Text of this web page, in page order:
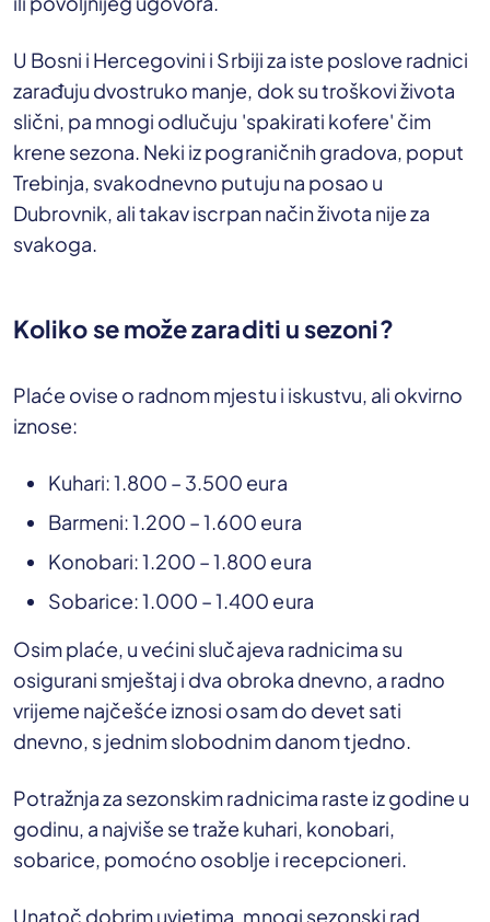
U Bosni i Hercegovini i Srbiji za iste poslove radnici
zarađuju dvostruko manje, dok su troškovi života
slični, pa mnogi odlučuju 'spakirati kofere' čim
krene sezona. Neki iz pograničnih gradova, poput
Trebinja, svakodnevno putuju na posao u
Dubrovnik, ali takav iscrpan način života nije za
svakoga.
Koliko se može zaraditi u sezoni?
Plaće ovise o radnom mjestu i iskustvu, ali okvirno
iznose:
Kuhari: 1.800 – 3.500 eura
Barmeni: 1.200 – 1.600 eura
Konobari: 1.200 – 1.800 eura
Sobarice: 1.000 – 1.400 eura
Osim plaće, u većini slučajeva radnicima su
osigurani smještaj i dva obroka dnevno, a radno
vrijeme najčešće iznosi osam do devet sati
dnevno, s jednim slobodnim danom tjedno.
Potražnja za sezonskim radnicima raste iz godine u
godinu, a najviše se traže kuhari, konobari,
sobarice, pomoćno osoblje i recepcioneri.
Unatoč dobrim uvjetima, mnogi sezonski rad